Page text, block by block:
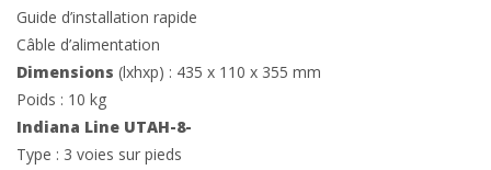
Guide d’installation rapide
Câble d’alimentation
Dimensions (lxhxp) : 435 x 110 x 355 mm
Poids : 10 kg
Indiana Line UTAH-8-
Type : 3 voies sur pieds